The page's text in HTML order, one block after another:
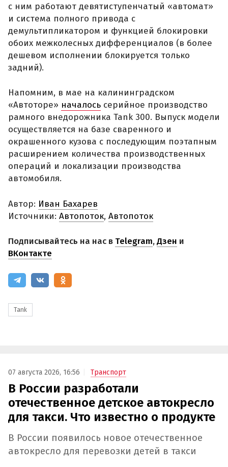
с ним работают девятиступенчатый «автомат»
и система полного привода с
демультипликатором и функцией блокировки
обоих межколесных дифференциалов (в более
дешевом исполнении блокируется только
задний).
Напомним, в мае на калининградском
«Автоторе» началось серийное производство
рамного внедорожника Tank 300. Выпуск модели
осуществляется на базе сваренного и
окрашенного кузова с последующим поэтапным
расширением количества производственных
операций и локализации производства
автомобиля.
Автор: Иван Бахарев
Источники: Автопоток, Автопоток
Подписывайтесь на нас в Telegram,Дзен и
ВКонтакте
Tank
07 августа 2026, 16:56 Транспорт
В России разработали
отечественное детское автокресло
для такси. Что известно о продукте
В России появилось новое отечественное
автокресло для перевозки детей в такси